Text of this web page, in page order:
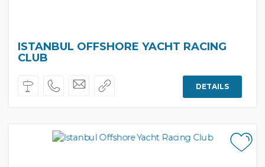
ISTANBUL OFFSHORE YACHT RACING
CLUB
DETAILS